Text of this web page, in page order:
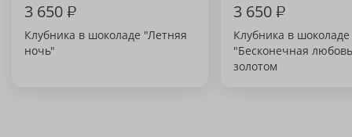
3 650₽
Клубника в шоколаде "Летняя
ночь"
3 650₽
Клубника в шоколаде
"Бесконечная
золотом